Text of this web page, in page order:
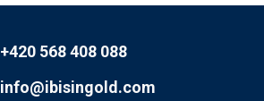
+420 568 408 088
info@ibisingold.com